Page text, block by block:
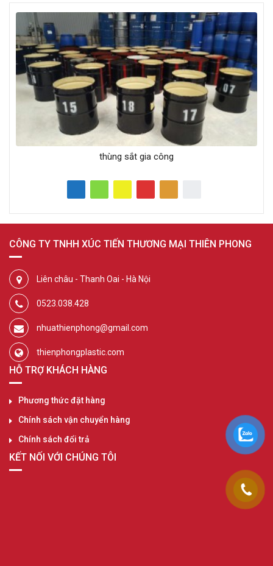
thùng sắt gia công
CÔNG TY TNHH XÚC TIẾN THƯƠNG MẠI THIÊN PHONG
Liên châu - Thanh Oai - Hà Nội
0523.038.428
nhuathienphong@gmail.com
thienphongplastic.com
HỖ TRỢ KHÁCH HÀNG
Phương thức đặt hàng
Chính sách vận chuyển hàng
Chính sách đổi trả
KẾT NỐI VỚI CHÚNG TÔI